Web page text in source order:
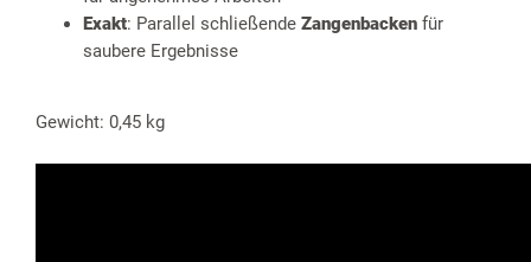
Exakt: Parallel schließende Zangenbacken für
saubere Ergebnisse
Gewicht: 0,45 kg